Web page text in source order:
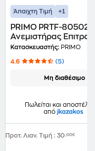
Άπαιχτη Τιμή +1
PRIMO PRTF-80502
Ανεμιστήρας
40 W 30 cm
Κατασκευαστής: PRIMO
4.6 (5)
Μη διαθέσιμο
Πωλείται και
από jkazakos
Προτ. Λιαν. Τιμή : 30,00€